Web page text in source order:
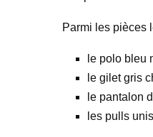
Parmi les pièces
le polo bleu
le gilet gris
le pantalon
les pulls